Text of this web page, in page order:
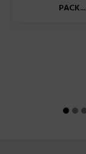
PACK...